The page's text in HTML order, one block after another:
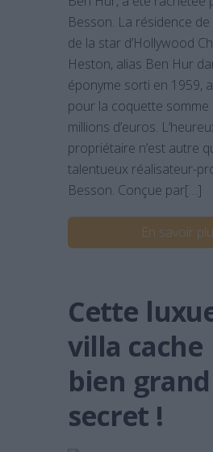
Besson. La résidence
de la star d’Hollywood
Heston, alias Ben Hur
éponyme sorti en 1959,
pour la coquette somme
millions d’euros.
propriétaire n’est autre
talentueux réalisateur-
Besson. Conçue par[…]
En savoir
Cette
villa cache
bien grand
secret !